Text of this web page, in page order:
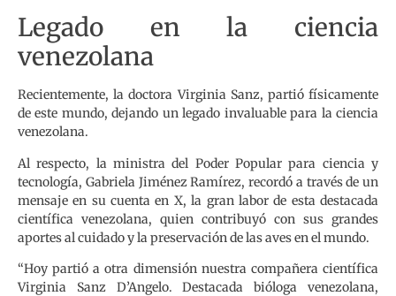
Legado en la ciencia
venezolana
Recientemente, la doctora Virginia Sanz, partió físicamente
de este mundo, dejando un legado invaluable para la ciencia
venezolana.
Al respecto, la ministra del Poder Popular para ciencia y
tecnología, Gabriela Jiménez Ramírez, recordó a través de un
mensaje en su cuenta en X, la gran labor de esta destacada
científica venezolana, quien contribuyó con sus grandes
aportes al cuidado y la preservación de las aves en el mundo.
“Hoy partió a otra dimensión nuestra compañera científica
Virginia Sanz D’Angelo. Destacada bióloga venezolana,